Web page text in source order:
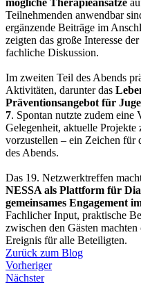
mögliche Therapieansätze
Teilnehmenden anwendbar
ergänzende Beiträge im
zeigten das große Interesse
fachliche Diskussion.
Im zweiten Teil des Abends
Aktivitäten, darunter das
Präventionsangebot für
7. Spontan nutzte zudem eine
Gelegenheit, aktuelle
vorzustellen – ein Zeichen für
des Abends.
Das 19. Netzwerktreffen
NESSA als Plattform für
gemeinsames Engagement
Fachlicher Input, praktische
zwischen den Gästen
Ereignis für alle Beteiligten.
Zurück zum Blog
Vorheriger
Nächster